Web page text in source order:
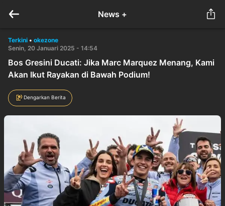
News +
Terkini • okezone
Senin, 20 Januari 2025 - 14:54
Bos Gresini Ducati: Jika Marc Marquez Menang, Kami
Akan Ikut Rayakan di Bawah Podium!
Dengarkan Berita